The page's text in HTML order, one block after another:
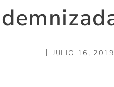
JULIO 16, 2019